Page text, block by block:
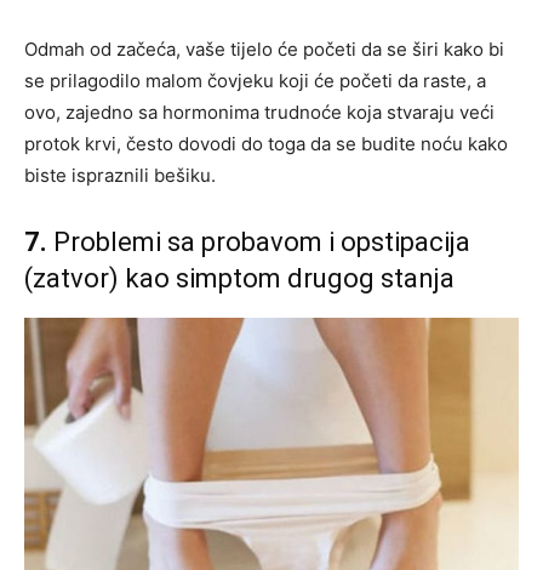
Odmah od začeća, vaše tijelo će početi da se širi kako bi
se prilagodilo malom čovjeku koji će početi da raste, a
ovo, zajedno sa hormonima trudnoće koja stvaraju veći
protok krvi, često dovodi do toga da se budite noću kako
biste ispraznili bešiku.
7. Problemi sa probavom i opstipacija
(zatvor) kao simptom drugog stanja